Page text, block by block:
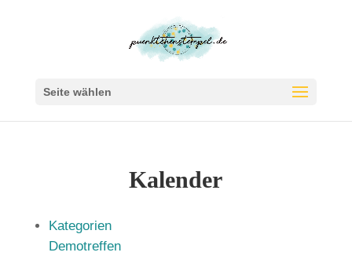
Seite wählen
Kalender
Kategorien
Demotreffen